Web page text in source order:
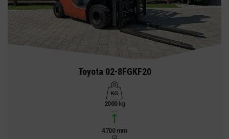
Toyota 02-8FGKF20
2000kg
4700 mm